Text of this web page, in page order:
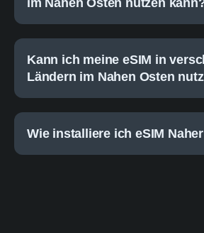
Kann ich meine eSIM in
Ländern im Nahen Osten
Wie installiere ich eSIM